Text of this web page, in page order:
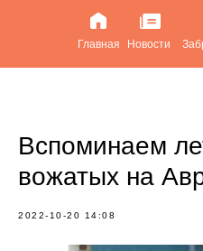
Главная Новости
Вспоминаем
вожатых на
2022-10-20 14:08